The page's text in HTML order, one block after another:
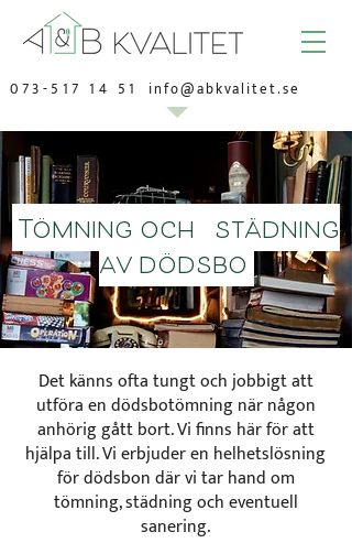
073-517 14 51 info@abkvalitet.se
Tömning och städning
av dödsbo
Det känns ofta tungt och jobbigt att
utföra en dödsbotömning när någon
anhörig gått bort. Vi finns här för att
hjälpa till. Vi erbjuder en helhetslösning
för dödsbon där vi tar hand om
tömning, städning och eventuell
sanering.